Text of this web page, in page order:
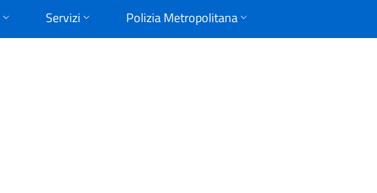
Servizi Polizia Metropolitana